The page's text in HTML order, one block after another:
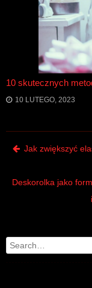
Search
10 skutecznych
10 LUTEGO, 2023
Post
Jak zwiększyć
Deskorolka jako